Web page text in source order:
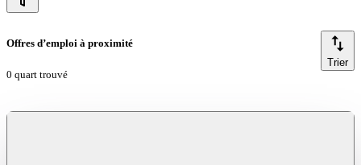
Offres d’emploi à proximité
0 quart trouvé
Trier